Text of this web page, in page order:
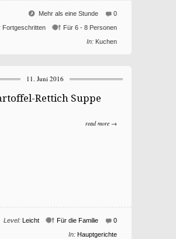
0
Mehr als eine Stunde
Für 6 - 8 Personen
Fortgeschritten
In: Kuchen
11. Juni 2016
Rettich Suppe
read more →
0
Für die Familie
Level: Leicht
In: Hauptgerichte